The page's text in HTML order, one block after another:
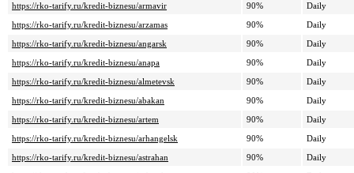
https://rko-tarify.ru/kredit-biznesu/armavir
90%
Daily
https://rko-tarify.ru/kredit-biznesu/arzamas
90%
Daily
https://rko-tarify.ru/kredit-biznesu/angarsk
90%
Daily
https://rko-tarify.ru/kredit-biznesu/anapa
90%
Daily
https://rko-tarify.ru/kredit-biznesu/almetevsk
90%
Daily
https://rko-tarify.ru/kredit-biznesu/abakan
90%
Daily
https://rko-tarify.ru/kredit-biznesu/artem
90%
Daily
https://rko-tarify.ru/kredit-biznesu/arhangelsk
90%
Daily
https://rko-tarify.ru/kredit-biznesu/astrahan
90%
Daily